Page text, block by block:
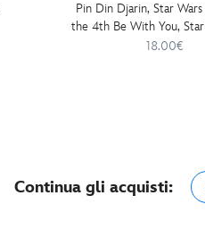
Pin Din Djarin, Star
the 4th Be With You, Star
Mandalorian
18.00€
Continua gli acquisti: